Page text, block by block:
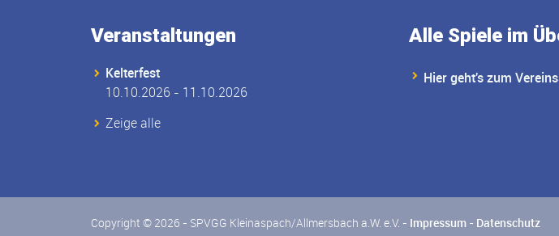
Veranstaltungen
Kelterfest
10.10.2026 - 11.10.2026
Zeige alle
Alle Spiele im
Hier geht's zum
Copyright © 2026 - SPVGG Kleinaspach/Allmersbach a.W. e.V. - Impressum - Datenschutz